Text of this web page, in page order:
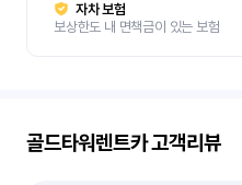
자차 보험
보상한도 내 면책금이 있는 보험
골드타워렌트카고객리뷰